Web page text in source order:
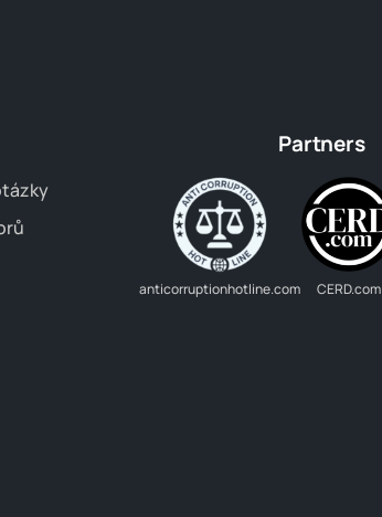
Partners
anticorruptionhotline.com CERD.com